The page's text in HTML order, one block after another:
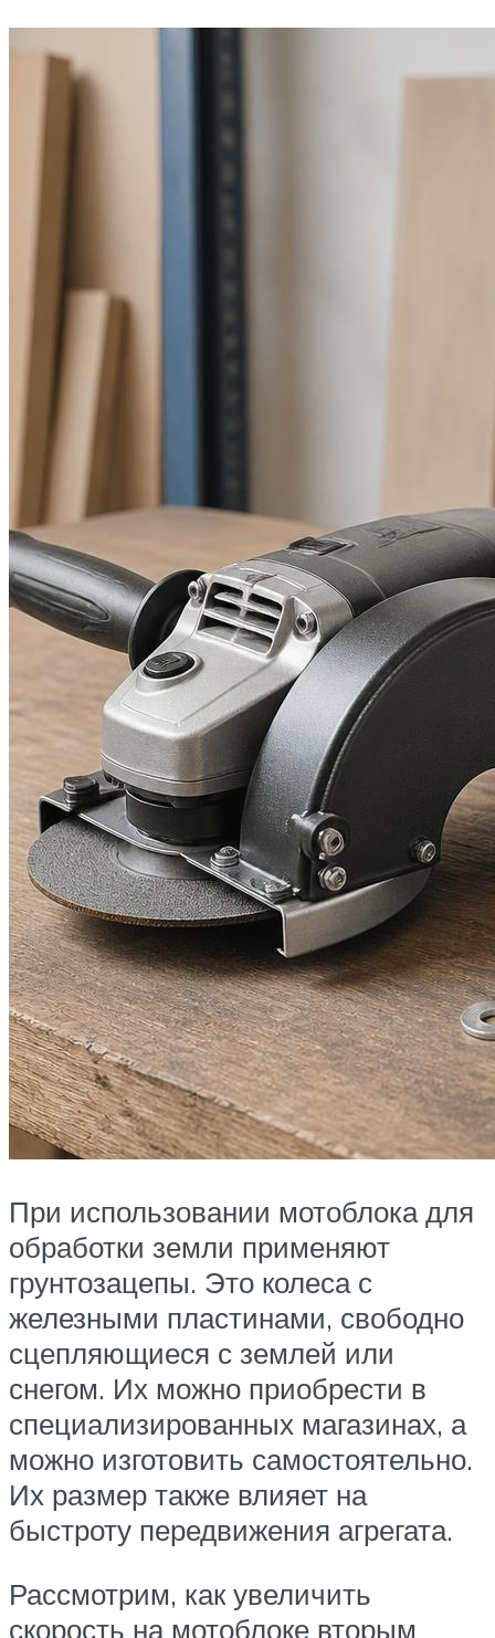
При использовании мотоблока для
обработки земли применяют
грунтозацепы. Это колеса с
железными пластинами, свободно
сцепляющиеся с землей или
снегом. Их можно приобрести в
специализированных магазинах, а
можно изготовить самостоятельно.
Их размер также влияет на
быстроту передвижения агрегата.
Рассмотрим, как увеличить
скорость на мотоблоке вторым